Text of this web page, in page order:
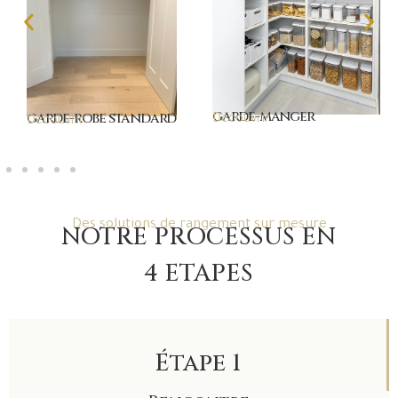
garde-robe standard
Découvrir garde-manger
Découvrir
Des solutions de rangement sur mesure
NOTRE PROCESSUS EN
4 ETAPES
Étape 1